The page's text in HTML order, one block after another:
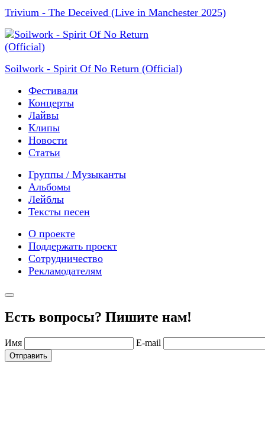
Trivium - The Deceived (Live in Manchester 2025)
Soilwork - Spirit Of No Return (Official)
Фестивали
Концерты
Лайвы
Клипы
Новости
Статьи
Группы / Музыканты
Альбомы
Лейблы
Тексты песен
О проекте
Поддержать проект
Сотрудничество
Рекламодателям
Есть вопросы? Пишите нам!
Имя E-mail